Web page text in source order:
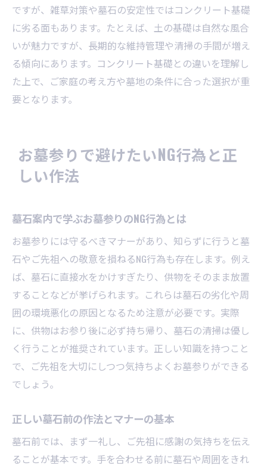
ですが、雑草対策や墓石の安定性ではコンクリート基礎
に劣る面もあります。たとえば、土の基礎は自然な風合
いが魅力ですが、長期的な維持管理や清掃の手間が増え
る傾向にあります。コンクリート基礎との違いを理解し
た上で、ご家庭の考え方や墓地の条件に合った選択が重
要となります。
お墓参りで避けたいNG行為と正
しい作法
墓石案内で学ぶお墓参りのNG行為とは
お墓参りには守るべきマナーがあり、知らずに行うと墓
石やご先祖への敬意を損ねるNG行為も存在します。例え
ば、墓石に直接水をかけすぎたり、供物をそのまま放置
することなどが挙げられます。これらは墓石の劣化や周
囲の環境悪化の原因となるため注意が必要です。実際
に、供物はお参り後に必ず持ち帰り、墓石の清掃は優し
く行うことが推奨されています。正しい知識を持つこと
で、ご先祖を大切にしつつ気持ちよくお墓参りができる
でしょう。
正しい墓石前の作法とマナーの基本
墓石前では、まず一礼し、ご先祖に感謝の気持ちを伝え
ることが基本です。手を合わせる前に墓石や周囲をきれ